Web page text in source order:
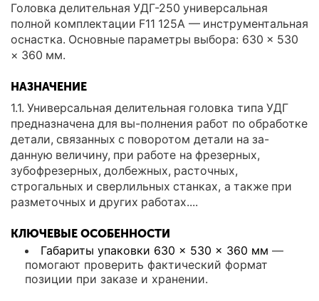
Головка делительная УДГ-250 универсальная
полной комплектации F11 125А — инструментальная
оснастка. Основные параметры выбора: 630 × 530
× 360 мм.
НАЗНАЧЕНИЕ
1.1. Универсальная делительная головка типа УДГ
предназначена для вы-полнения работ по обработке
детали, связанных с поворотом детали на за-
данную величину, при работе на фрезерных,
зубофрезерных, долбежных, расточных,
строгальных и сверлильных станках, а также при
разметочных и других работах....
КЛЮЧЕВЫЕ ОСОБЕННОСТИ
Габариты упаковки 630 × 530 × 360 мм —
помогают проверить фактический формат
позиции при заказе и хранении.